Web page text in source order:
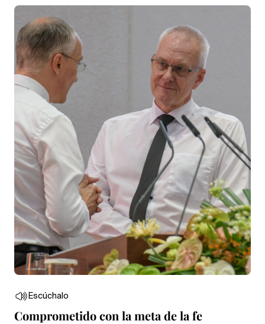
Escúchalo
Comprometido con la meta de la fe